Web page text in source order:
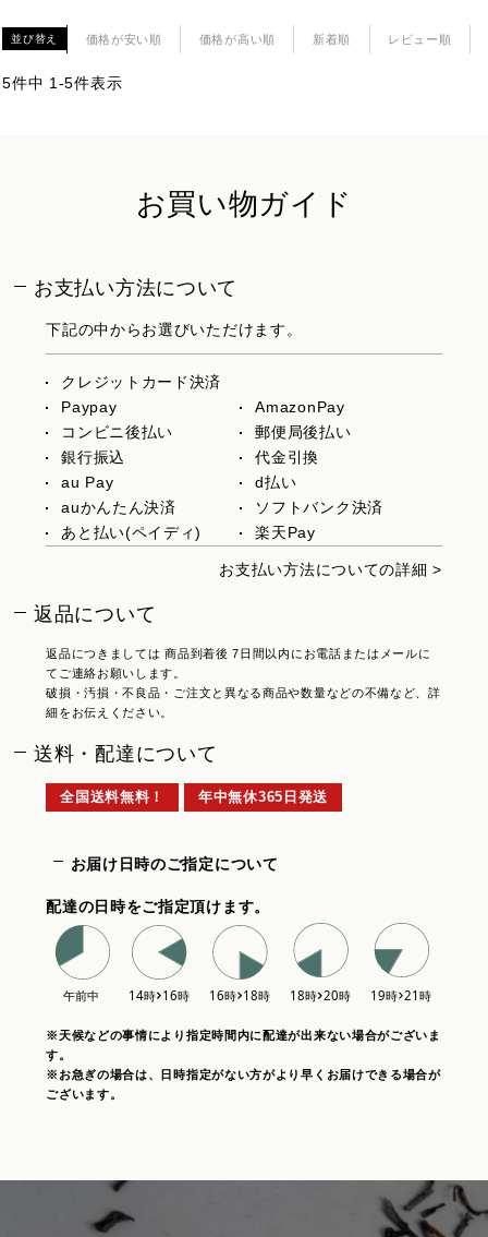
並び替え 価格が安い順 価格が高い順 新着順 レビュー順
5件中 1 -5件表示
お買い物ガイド
お支払い方法について
下記の中からお選びいただけます。
クレジットカード決済
Paypay
AmazonPay
コンビニ後払い
郵便局後払い
銀行振込
代金引換
au Pay
d払い
auかんたん決済
ソフトバンク決済
あと払い(ペイディ)
楽天Pay
お支払い方法についての詳細 >
返品について
返品につきましては 商品到着後 7日間以内にお電話またはメールに
てご連絡お願いします。
破損・汚損・不良品・ご注文と異なる商品や数量などの不備など、詳
細をお伝えください。
送料・配達について
全国送料無料！ 年中無休365日発送
お届け日時のご指定について
配達の日時をご指定頂けます。
※天候などの事情により指定時間内に配達が出来ない場合がございま
す。
※お急ぎの場合は、日時指定がない方がより早くお届けできる場合が
ございます。